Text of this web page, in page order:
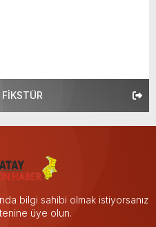
bilgi sahibi olmak istiyorsanız
üye olun.